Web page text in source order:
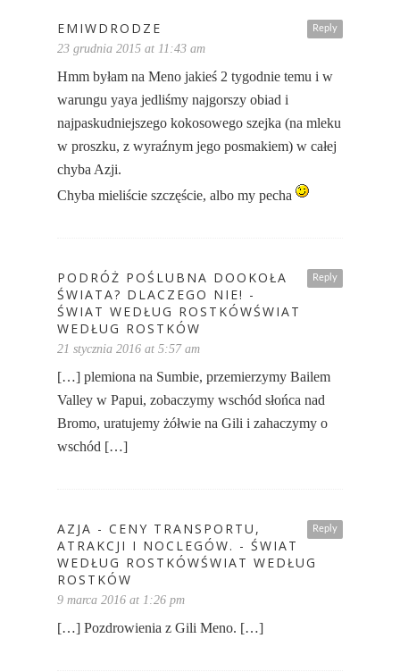
Reply
EMIWDRODZE
23 grudnia 2015 at 11:43 am
Hmm byłam na Meno jakieś 2 tygodnie temu i w
warungu yaya jedliśmy najgorszy obiad i
najpaskudniejszego kokosowego szejka (na mleku
w proszku, z wyraźnym jego posmakiem) w całej
chyba Azji.
Chyba mieliście szczęście, albo my pecha
Reply
PODRÓŻ POŚLUBNA DOOKOŁA
ŚWIATA? DLACZEGO NIE! -
ŚWIAT WEDŁUG ROSTKÓWŚWIAT
WEDŁUG ROSTKÓW
21 stycznia 2016 at 5:57 am
[…] plemiona na Sumbie, przemierzymy Bailem
Valley w Papui, zobaczymy wschód słońca nad
Bromo, uratujemy żółwie na Gili i zahaczymy o
wschód […]
Reply
AZJA - CENY TRANSPORTU,
ATRAKCJI I NOCLEGÓW. - ŚWIAT
WEDŁUG ROSTKÓWŚWIAT WEDŁUG
ROSTKÓW
9 marca 2016 at 1:26 pm
[…] Pozdrowienia z Gili Meno. […]